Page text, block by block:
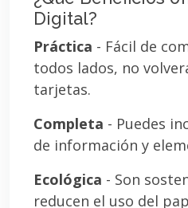
Digital?
Práctica - Fácil de
todos lados, no
tarjetas.
Completa - Puedes
de información y
Ecológica - Son
reducen el uso del